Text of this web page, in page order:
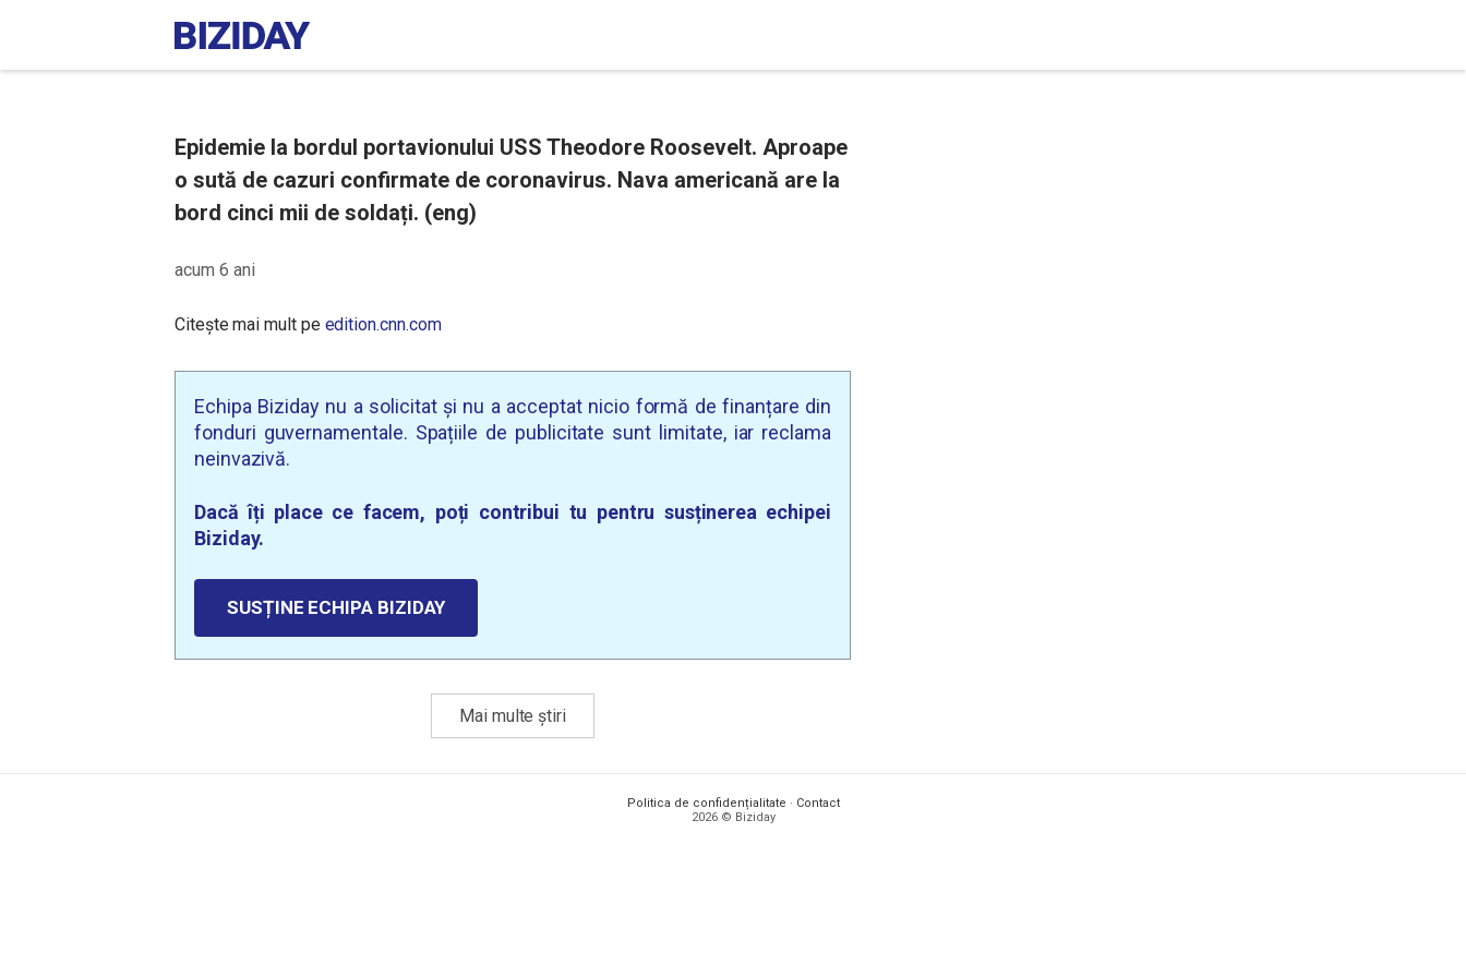
Epidemie la bordul portavionului USS Theodore Roosevelt. Aproape
o sută de cazuri confirmate de coronavirus. Nava americană are la
bord cinci mii de soldați. (eng)
acum 6 ani
Citește mai mult pe edition.cnn.com
Echipa Biziday nu a solicitat și nu a acceptat nicio formă de finanțare din
fonduri guvernamentale. Spațiile de publicitate sunt limitate, iar reclama
neinvazivă.
Dacă îți place ce facem, poți contribui tu pentru susținerea echipei
Biziday.
SUSȚINE ECHIPA BIZIDAY
Mai multe știri
Politica de confidențialitate · Contact
2026 © Biziday